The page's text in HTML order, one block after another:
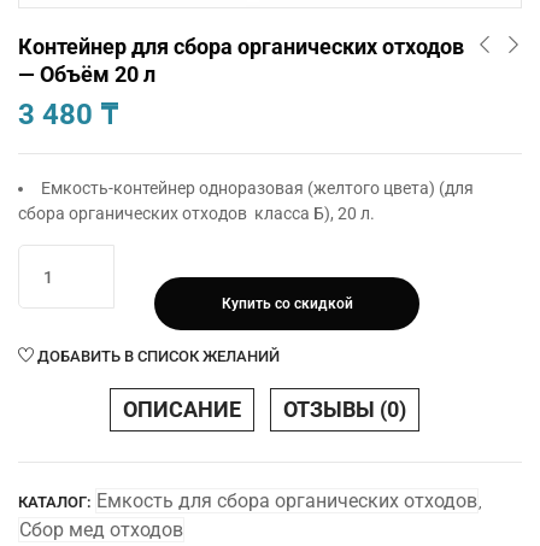
Контейнер для сбора органических отходов
— Объём 20 л
3 480 ₸
Емкость-контейнер одноразовая (желтого цвета) (для
сбора органических отходов класса Б), 20 л.
товара
Контейнер
сбора
20
л
Купить со скидкой
ДОБАВИТЬ В СПИСОК ЖЕЛАНИЙ
ОПИСАНИЕ ОТЗЫВЫ (0)
КАТАЛОГ: Емкость для сбора органических отходов,
Сбор мед отходов